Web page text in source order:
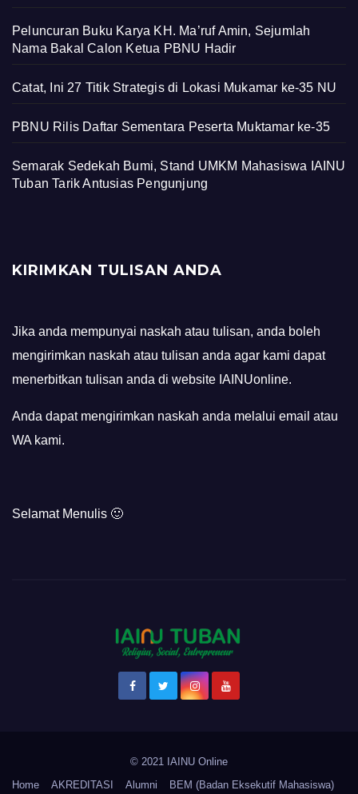
Peluncuran Buku Karya KH. Ma’ruf Amin, Sejumlah
Nama Bakal Calon Ketua PBNU Hadir
Catat, Ini 27 Titik Strategis di Lokasi Mukamar ke-35 NU
PBNU Rilis Daftar Sementara Peserta Muktamar ke-35
Semarak Sedekah Bumi, Stand UMKM Mahasiswa IAINU
Tuban Tarik Antusias Pengunjung
KIRIMKAN TULISAN ANDA
Jika anda mempunyai naskah atau tulisan, anda boleh
mengirimkan naskah atau tulisan anda agar kami dapat
menerbitkan tulisan anda di website IAINUonline.
Anda dapat mengirimkan naskah anda melalui email atau
WA kami.
Selamat Menulis 🙂
© 2021 IAINU Online
Home
AKREDITASI Alumni
BEM (Badan Eksekutif Mahasiswa)